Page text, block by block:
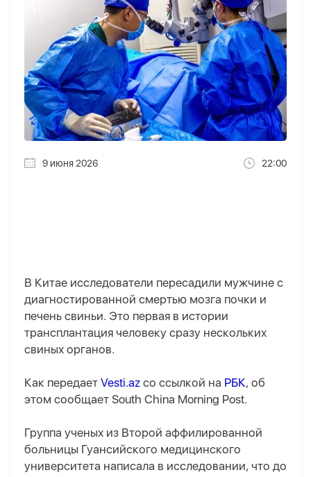
9 июня 2026 22:00
В Китае исследователи пересадили мужчине с
диагностированной смертью мозга почки и
печень свиньи. Это первая в истории
трансплантация человеку сразу нескольких
свиных органов.
Как передает Vesti.az со ссылкой на РБК, об
этом сообщает South China Morning Post.
Группа ученых из Второй аффилированной
больницы Гуансийского медицинского
университета написала в исследовании, что до